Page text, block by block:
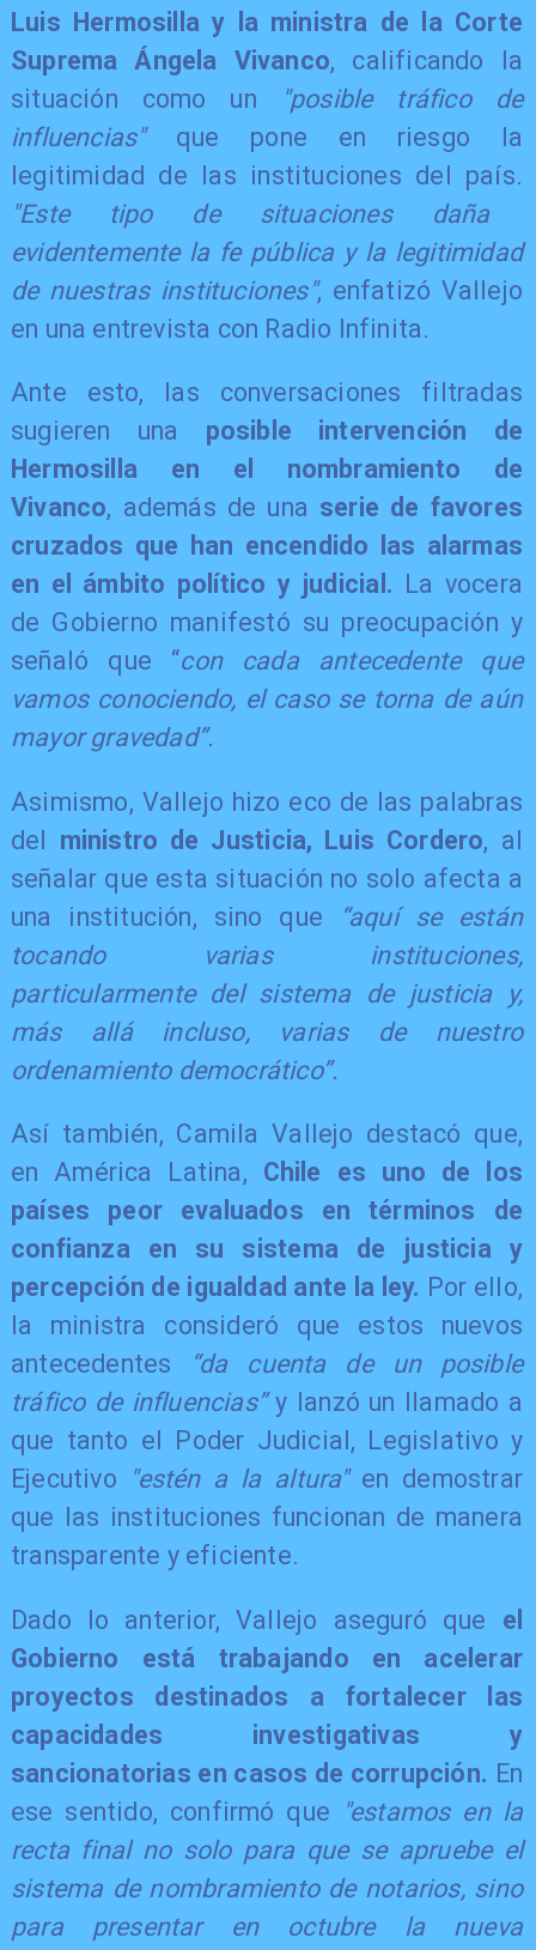
Luis Hermosilla y la ministra de la Corte
Suprema Ángela Vivanco, calificando la
situación como un
"posible tráfico de
influencias"que pone en riesgo la
legitimidad de las instituciones del país.
"Este tipo de situaciones daña
evidentemente la fe pública y la legitimidad
de nuestras instituciones", enfatizó Vallejo
en una entrevista con Radio Infinita.
Ante esto, las conversaciones filtradas
sugieren una posible intervención de
Hermosilla en el nombramiento de
Vivanco, además de una serie de favores
cruzados que han encendido las alarmas
en el ámbito político y judicial. La vocera
de Gobierno manifestó su preocupación y
señaló que “con cada antecedente que
vamos conociendo, el caso se torna de aún
mayor gravedad”.
Asimismo, Vallejo hizo eco de las palabras
del ministro de Justicia, Luis Cordero, al
señalar que esta situación no solo afecta a
una institución, sino que “aquí se están
tocando varias instituciones,
particularmente del sistema de justicia y,
más allá incluso, varias de nuestro
ordenamiento democrático”.
Así también, Camila Vallejo destacó que,
en América Latina, Chile es uno de los
países peor evaluados en términos de
confianza en su sistema de justicia y
percepción de igualdad ante la ley. Por ello,
la ministra consideró que estos nuevos
antecedentes “da cuenta de un posible
tráfico de influencias”y lanzó un llamado a
que tanto el Poder Judicial, Legislativo y
Ejecutivo "estén a la altura"en demostrar
que las instituciones funcionan de manera
transparente y eficiente.
Dado lo anterior, Vallejo aseguró que el
Gobierno está trabajando en acelerar
proyectos destinados a fortalecer las
capacidades investigativas y
sancionatorias en casos de corrupción. En
ese sentido, confirmó que "estamos en la
recta final no solo para que se apruebe el
sistema de nombramiento de notarios, sino
para presentar en octubre la nueva